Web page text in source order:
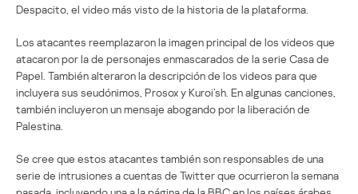
Despacito, el video más visto de la historia de la plataforma.
Los atacantes reemplazaron la imagen principal de los videos que
atacaron por la de personajes enmascarados de la serie Casa de
Papel. También alteraron la descripción de los videos para que
incluyera sus seudónimos, Prosox y Kuroi’sh. En algunas canciones,
también incluyeron un mensaje abogando por la liberación de
Palestina.
Se cree que estos atacantes también son responsables de una
serie de intrusiones a cuentas de Twitter que ocurrieron la semana